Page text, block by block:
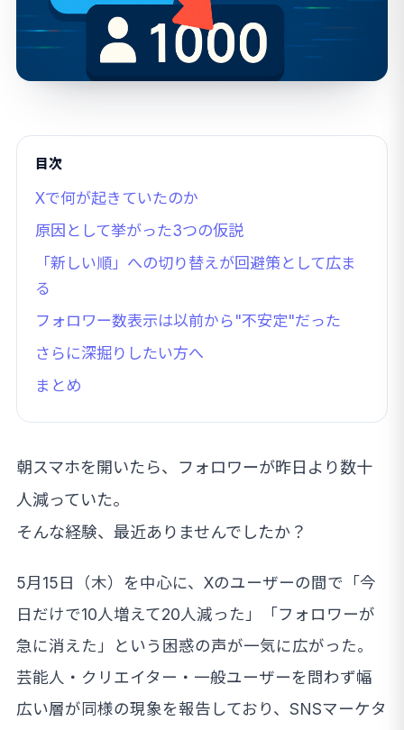
目次
Xで何が起きていたのか
原因として挙がった3つの仮説
「新しい順」への切り替えが回避策として広ま
る
フォロワー数表示は以前から"不安定"だった
さらに深掘りしたい方へ
まとめ
朝スマホを開いたら、フォロワーが昨日より数十
人減っていた。
そんな経験、最近ありませんでしたか？
5月15日（木）を中心に、Xのユーザーの間で「今
日だけで10人増えて20人減った」「フォロワーが
急に消えた」という困惑の声が一気に広がった。
芸能人・クリエイター・一般ユーザーを問わず幅
広い層が同様の現象を報告しており、SNSマーケタ